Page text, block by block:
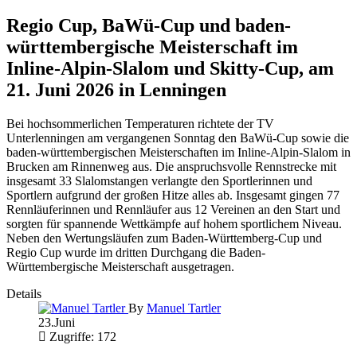
Regio Cup, BaWü-Cup und baden-
württembergische Meisterschaft im
Inline-Alpin-Slalom und Skitty-Cup, am
21. Juni 2026 in Lenningen
Bei hochsommerlichen Temperaturen richtete der TV
Unterlenningen am vergangenen Sonntag den BaWü-Cup sowie die
baden-württembergischen Meisterschaften im Inline-Alpin-Slalom in
Brucken am Rinnenweg aus. Die anspruchsvolle Rennstrecke mit
insgesamt 33 Slalomstangen verlangte den Sportlerinnen und
Sportlern aufgrund der großen Hitze alles ab. Insgesamt gingen 77
Rennläuferinnen und Rennläufer aus 12 Vereinen an den Start und
sorgten für spannende Wettkämpfe auf hohem sportlichem Niveau.
Neben den Wertungsläufen zum Baden-Württemberg-Cup und
Regio Cup wurde im dritten Durchgang die Baden-
Württembergische Meisterschaft ausgetragen.
Details
By Manuel Tartler
23.Juni
Zugriffe: 172